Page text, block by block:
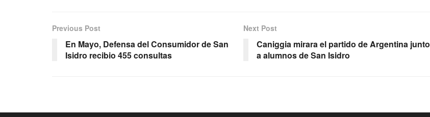
Previous Post
En Mayo, Defensa del Consumidor de San
Isidro recibio 455 consultas
Next Post
Caniggia mirara el partido de Argentina junto
a alumnos de San Isidro